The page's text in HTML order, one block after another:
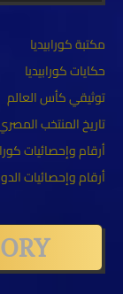
مكتبة كورابيديا
حكايات كورابيديا
توثيقي كأس العالم
تاريخ المنتخب
أرقام وإحصائيات
أرقام وإحصائيات